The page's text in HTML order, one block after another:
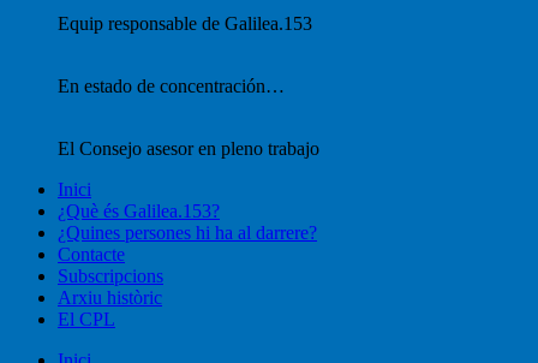
Equip responsable de Galilea.153
En estado de concentración…
El Consejo asesor en pleno trabajo
Inici
¿Què és Galilea.153?
¿Quines persones hi ha al darrere?
Contacte
Subscripcions
Arxiu històric
El CPL